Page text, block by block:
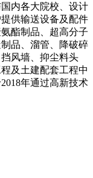
内各大院校、设计
供输送设备及配件
酯制品、超高分子
品、溜管、降破碎
风墙、抑尘料头
及土建配套工程中
年通过高新技术